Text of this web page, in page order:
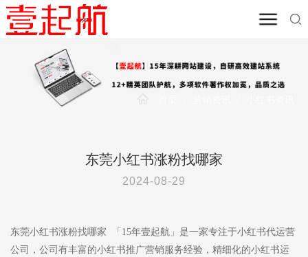
东莞小红书涨粉找哪家
2024-08-29
东莞小红书涨粉找哪家 「15年壹起航」是一家专注于小红书代运营
公司，公司有丰富的小红书推广营销服务经验，精细化的小红书运